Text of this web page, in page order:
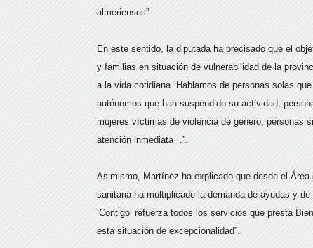
almerienses”.
En este sentido, la diputada ha precisado que el
y familias en situación de vulnerabilidad de la
a la vida cotidiana. Hablamos de personas solas
autónomos que han suspendido su actividad,
mujeres víctimas de violencia de género, personas
atención inmediata…”.
Asimismo, Martínez ha explicado que desde el
sanitaria ha multiplicado la demanda de ayudas y
‘Contigo’ refuerza todos los servicios que presta
esta situación de excepcionalidad”.